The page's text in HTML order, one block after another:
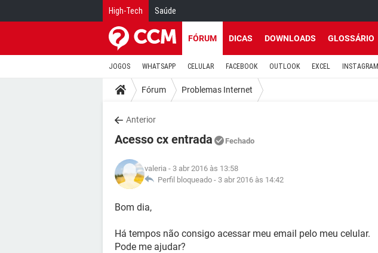
High-Tech Saúde
FÓRUM DICAS DOWNLOADS GLOSSÁRIO
JOGOS WHATSAPP CELULAR FACEBOOK OUTLOOK EXCEL INSTAGRAM
Fórum Problemas Internet
Anterior
Acesso cx entrada Fechado
valeria - 3 abr 2016 às 13:58
Perfil bloqueado - 3 abr 2016 às 14:42
Bom dia,
Há tempos não consigo acessar meu email pelo meu celular.
Pode me ajudar?